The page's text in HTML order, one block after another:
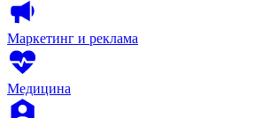
Маркетинг и реклама
Медицина